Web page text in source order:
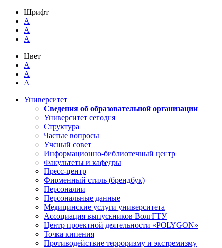
Шрифт
A
A
A
Цвет
A
A
A
Университет
Сведения об образовательной организации
Университет сегодня
Структура
Частые вопросы
Ученый совет
Информационно-библиотечный центр
Факультеты и кафедры
Пресс-центр
Фирменный стиль (брендбук)
Персоналии
Персональные данные
Медицинские услуги университета
Ассоциация выпускников ВолгГТУ
Центр проектной деятельности «POLYGON»
Точка кипения
Противодействие терроризму и экстремизму